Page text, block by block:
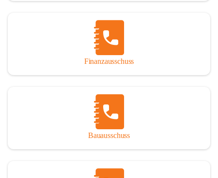
Finanzausschuss
Bauausschuss